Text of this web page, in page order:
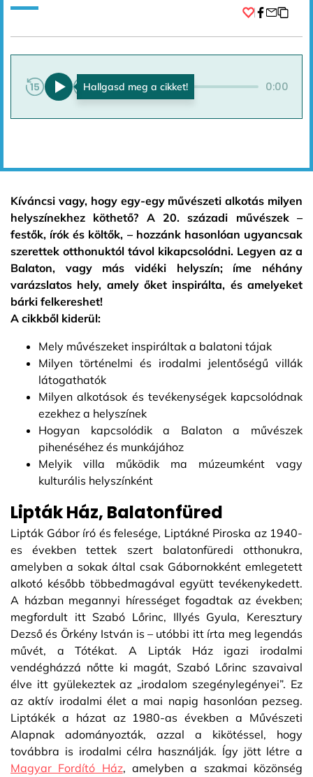
0:00 0:00
Kíváncsi vagy, hogy egy-egy művészeti alkotás milyen
helyszínekhez köthető? A 20. századi művészek –
festők, írók és költők, – hozzánk hasonlóan ugyancsak
szerettek otthonuktól távol kikapcsolódni. Legyen az a
Balaton, vagy más vidéki helyszín; íme néhány
varázslatos hely, amely őket inspirálta, és amelyeket
bárki felkereshet!
A cikkből kiderül:
Mely művészeket inspiráltak a balatoni tájak
Milyen történelmi és irodalmi jelentőségű villák
látogathatók
Milyen alkotások és tevékenységek kapcsolódnak
ezekhez a helyszínek
Hogyan kapcsolódik a Balaton a művészek
pihenéséhez és munkájához
Melyik villa működik ma múzeumként vagy
kulturális helyszínként
Lipták Ház, Balatonfüred
Lipták Gábor író és felesége, Liptákné Piroska az 1940-
es években tettek szert balatonfüredi otthonukra,
amelyben a sokak által csak Gábornokként emlegetett
alkotó később többedmagával együtt tevékenykedett.
A házban megannyi hírességet fogadtak az években;
megfordult itt Szabó Lőrinc, Illyés Gyula, Keresztury
Dezső és Örkény István is – utóbbi itt írta meg legendás
művét, a Tótékat. A Lipták Ház igazi irodalmi
vendégházzá nőtte ki magát, Szabó Lőrinc szavaival
élve itt gyülekeztek az „irodalom szegénylegényei”. Ez
az aktív irodalmi élet a mai napig hasonlóan pezseg.
Liptákék a házat az 1980-as években a Művészeti
Alapnak adományozták, azzal a kikötéssel, hogy
továbbra is irodalmi célra használják. Így jött létre a
Magyar Fordító Ház, amelyben a szakmai közönség